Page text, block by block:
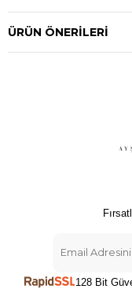
ÜRÜN ÖNERILERI
128 Bit